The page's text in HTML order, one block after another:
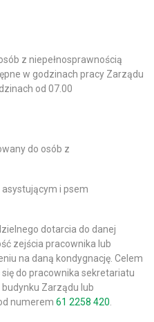
z niepełnosprawnością
w godzinach pracy Zarządu
od 07.00
do osób z
i psem
dotarcia do danej
zejścia pracownika lub
na daną kondygnację. Celem
do pracownika sekretariatu
Zarządu lub
numerem 61 2258 420